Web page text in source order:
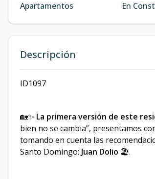
Apartamentos En
Descripción
ID1097
🏡✨ La primera versión de este
bien no se cambia”, presentamos
tomando en cuenta las
Santo Domingo: Juan Dolio 🏖️.